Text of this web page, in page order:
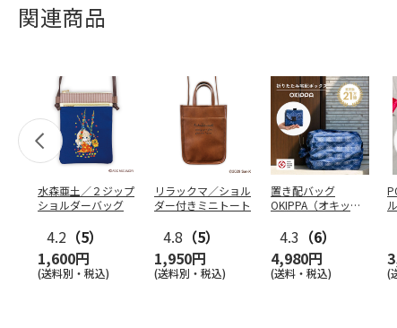
関連商品
水森亜土／２ジップ
ショルダーバッグ
4.2 （5）
1,600円
(送料別・税込)
リラックマ／ショル
ダー付きミニトート
4.8 （5）
1,950円
(送料別・税込)
置き配バッグ
OKIPPA（オキッ
4.3 （6）
4,980円
(送料・税込) (